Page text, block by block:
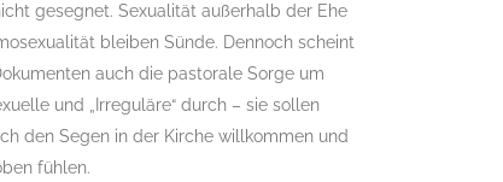
gesegnet. Sexualität außerhalb der Ehe
bleiben Sünde. Dennoch scheint
auch die pastorale Sorge um
und „Irreguläre“ durch – sie sollen
den Segen in der Kirche willkommen und
fühlen.